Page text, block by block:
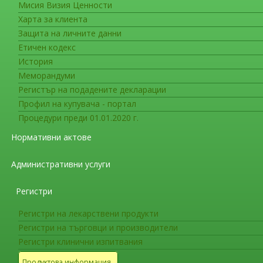
Мисия Визия Ценности
Харта за клиента
Защита на личните данни
Етичен кодекс
История
Меморандуми
Регистър на подадените декларации
Профил на купувача - портал
Процедури преди 01.01.2020 г.
Нормативни актове
Административни услуги
Регистри
Регистри на лекарствени продукти
Регистри на търговци и производители
Регистри клинични изпитвания
Европейската фармакопея
На интернет страницата на ИАЛ в раздел
министъра на здравеопазването (обн. в ДВ бр.
допълнения 11.4, 11.5 и 11.6към
съответствие с разпоредбите на член 6,
Европа за въвеждането им в сила на
На интернет страницата на ИАЛ в раздел
министъра на здравеопазванетоза